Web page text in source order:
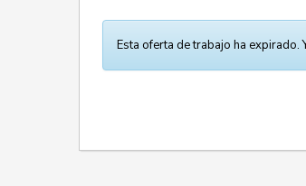
Esta oferta de trabajo ha expirado.